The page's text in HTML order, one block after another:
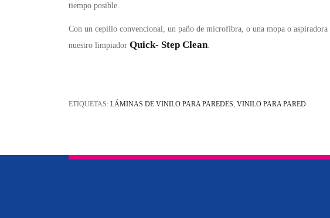
tiempo posible.
Con un cepillo convencional, un paño de microfibra, o una mopa o
nuestro limpiador Quick- Step Clean
ETIQUETAS: LÁMINAS DE VINILO PARA PAREDES VINILO PARA PARED